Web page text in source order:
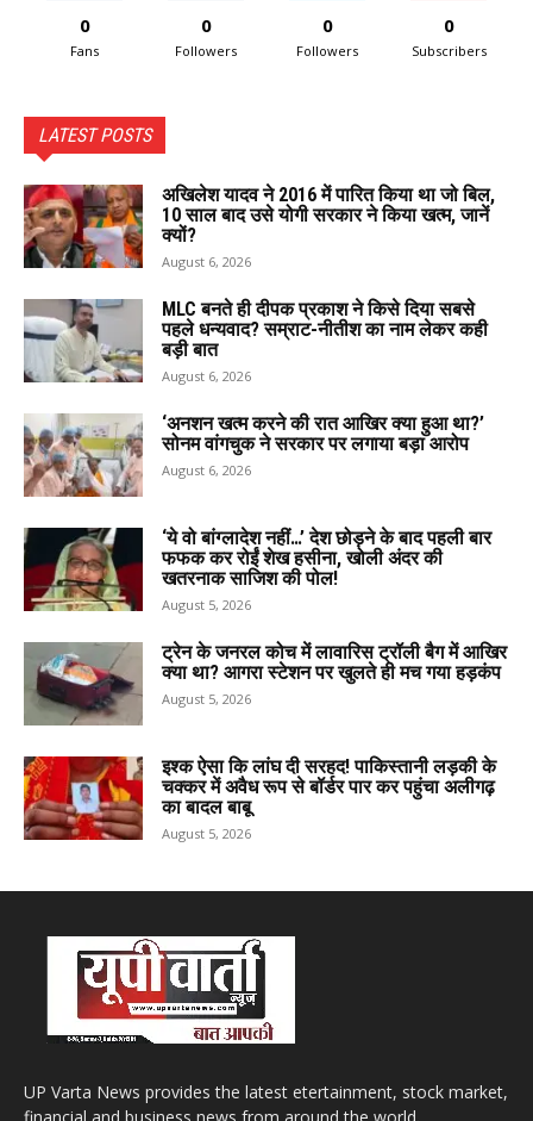
0
Fans
0
Followers
0
Followers
0
Subscribers
LATEST POSTS
अखिलेश यादव ने 2016 में पारित किया था जो बिल,
10 साल बाद उसे योगी सरकार ने किया खत्म, जानें
क्यों?
August 6, 2026
MLC बनते ही दीपक प्रकाश ने किसे दिया सबसे
पहले धन्यवाद? सम्राट-नीतीश का नाम लेकर कही
बड़ी बात
August 6, 2026
‘अनशन खत्म करने की रात आखिर क्या हुआ था?’
सोनम वांगचुक ने सरकार पर लगाया बड़ा आरोप
August 6, 2026
‘ये वो बांग्लादेश नहीं…’ देश छोड़ने के बाद पहली बार
फफक कर रोईं शेख हसीना, खोली अंदर की
खतरनाक साजिश की पोल!
August 5, 2026
ट्रेन के जनरल कोच में लावारिस ट्रॉली बैग में आखिर
क्या था? आगरा स्टेशन पर खुलते ही मच गया हड़कंप
August 5, 2026
इश्क ऐसा कि लांघ दी सरहद! पाकिस्तानी लड़की के
चक्कर में अवैध रूप से बॉर्डर पार कर पहुंचा अलीगढ़
का बादल बाबू
August 5, 2026
UP Varta News provides the latest etertainment, stock market,